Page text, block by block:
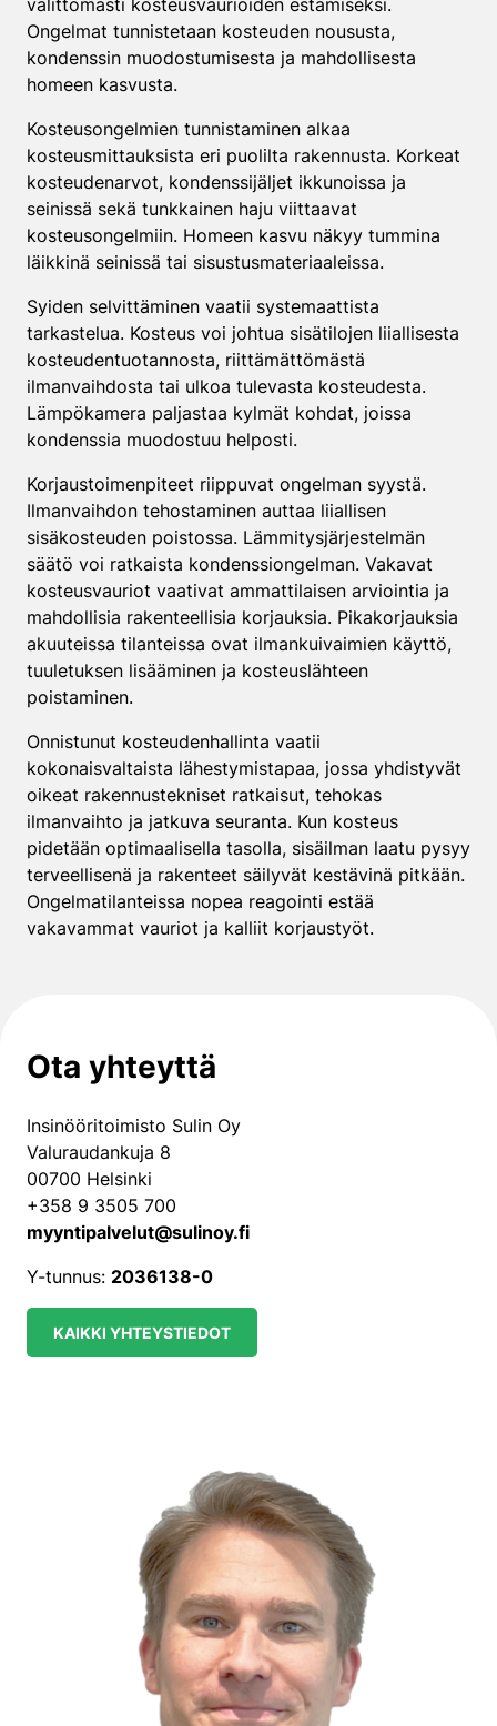
välittömästi kosteusvaurioiden estämiseksi.
Ongelmat tunnistetaan kosteuden noususta,
kondenssin muodostumisesta ja mahdollisesta
homeen kasvusta.
Kosteusongelmien tunnistaminen alkaa
kosteusmittauksista eri puolilta rakennusta. Korkeat
kosteudenarvot, kondenssijäljet ikkunoissa ja
seinissä sekä tunkkainen haju viittaavat
kosteusongelmiin. Homeen kasvu näkyy tummina
läikkinä seinissä tai sisustusmateriaaleissa.
Syiden selvittäminen vaatii systemaattista
tarkastelua. Kosteus voi johtua sisätilojen liiallisesta
kosteudentuotannosta, riittämättömästä
ilmanvaihdosta tai ulkoa tulevasta kosteudesta.
Lämpökamera paljastaa kylmät kohdat, joissa
kondenssia muodostuu helposti.
Korjaustoimenpiteet riippuvat ongelman syystä.
Ilmanvaihdon tehostaminen auttaa liiallisen
sisäkosteuden poistossa. Lämmitysjärjestelmän
säätö voi ratkaista kondenssiongelman. Vakavat
kosteusvauriot vaativat ammattilaisen arviointia ja
mahdollisia rakenteellisia korjauksia. Pikakorjauksia
akuuteissa tilanteissa ovat ilmankuivaimien käyttö,
tuuletuksen lisääminen ja kosteuslähteen
poistaminen.
Onnistunut kosteudenhallinta vaatii
kokonaisvaltaista lähestymistapaa, jossa yhdistyvät
oikeat rakennustekniset ratkaisut, tehokas
ilmanvaihto ja jatkuva seuranta. Kun kosteus
pidetään optimaalisella tasolla, sisäilman laatu pysyy
terveellisenä ja rakenteet säilyvät kestävinä pitkään.
Ongelmatilanteissa nopea reagointi estää
vakavammat vauriot ja kalliit korjaustyöt.
Ota yhteyttä
Insinööritoimisto Sulin Oy
Valuraudankuja 8
00700 Helsinki
+358 9 3505 700
myyntipalvelut@sulinoy.fi
Y-tunnus: 2036138-0
KAIKKI YHTEYSTIEDOT